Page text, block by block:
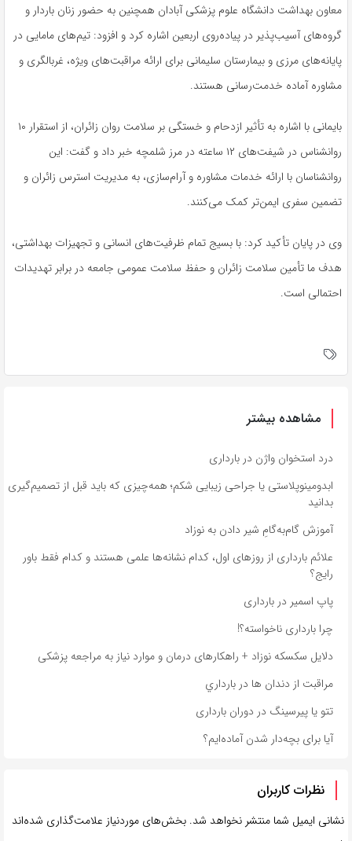
معاون بهداشت دانشگاه علوم پزشکی آبادان همچنین به حضور زنان باردار و
گروه‌های آسیب‌پذیر در پیاده‌روی اربعین اشاره کرد و افزود: تیم‌های مامایی در
پایانه‌های مرزی و بیمارستان سلیمانی برای ارائه مراقبت‌های ویژه، غربالگری و
مشاوره آماده خدمت‌رسانی هستند.
بایمانی با اشاره به تأثیر ازدحام و خستگی بر سلامت روان زائران، از استقرار ۱۰
روانشناس در شیفت‌های ۱۲ ساعته در مرز شلمچه خبر داد و گفت: این
روانشناسان با ارائه خدمات مشاوره و آرام‌سازی، به مدیریت استرس زائران و
تضمین سفری ایمن‌تر کمک می‌کنند.
وی در پایان تأکید کرد: با بسیج تمام ظرفیت‌های انسانی و تجهیزات بهداشتی،
هدف ما تأمین سلامت زائران و حفظ سلامت عمومی جامعه در برابر تهدیدات
احتمالی است.
مشاهده بیشتر
درد استخوان واژن در بارداری
ابدومینوپلاستی یا جراحی زیبایی شکم؛ همه‌چیزی که باید قبل از تصمیم‌گیری
بدانید
آموزش گام‌به‌گامِ شیر دادن به نوزاد
علائم بارداری از روزهای اول، کدام نشانه‌ها علمی هستند و کدام فقط باور
رایج؟
پاپ اسمیر در بارداری
چرا بارداری ناخواسته؟!
دلایل سکسکه نوزاد + راهکارهای درمان و موارد نیاز به مراجعه پزشکی
مراقبت از دندان‌ ها در بارداري
تتو یا پیرسینگ در دوران بارداری
آیا برای بچه‌دار شدن آماده‌ایم؟
نظرات کاربران
نشانی ایمیل شما منتشر نخواهد شد. بخش‌های موردنیاز علامت‌گذاری شده‌اند